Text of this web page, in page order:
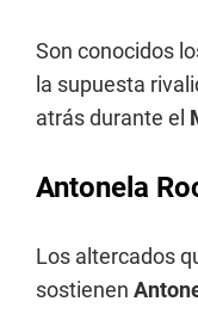
Son conocidos
la supuesta
atrás durante el
Antonela
Los altercados
sostienen